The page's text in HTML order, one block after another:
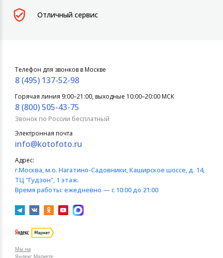
Отличный сервис
Мы на
Телефон для звонков в Москве
8 (495) 137-52-98
Горячая линия 9:00–21:00, выходные 10:00–20:00 МСК
8 (800) 505-43-75
Звонок по России бесплатный
Электронная почта
info@kotofoto.ru
Адрес:
г.Москва, м.о. Нагатино-Садовники, Каширское шоссе, д. 14,
ТЦ "Гудзон", 1 этаж.
Время работы: ежедневно — с 10:00 до 21:00